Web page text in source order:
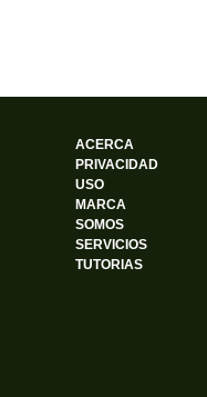
ACERCA
PRIVACIDAD
USO
MARCA
SOMOS
SERVICIOS
TUTORIAS